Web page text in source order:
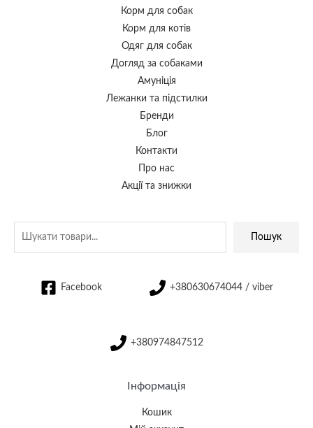
Корм для собак
Корм для котів
Одяг для собак
Догляд за собаками
Амуніція
Лежанки та підстилки
Бренди
Блог
Контакти
Про нас
Акції та знижки
Пошук
Facebook +380630674044 / viber
+380974847512
Інформація
Кошик